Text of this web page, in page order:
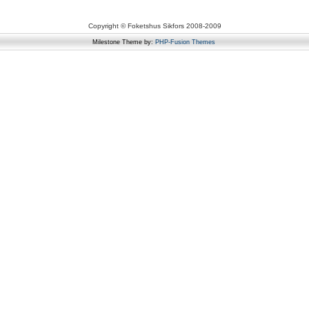
Copyright © Foketshus Sikfors 2008-2009
Milestone Theme by: PHP-Fusion Themes